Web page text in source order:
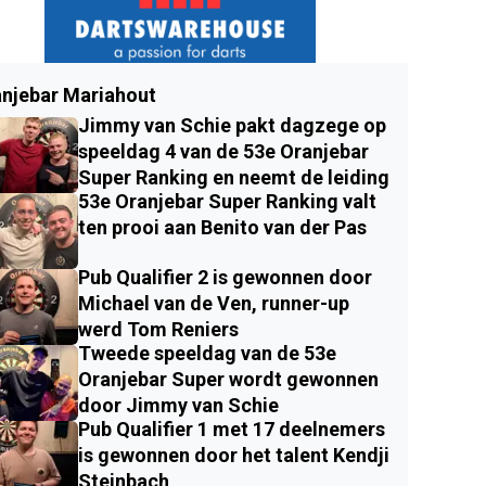
Mariahout
Jimmy van Schie pakt dagzege op
speeldag 4 van de 53e Oranjebar
Super Ranking en neemt de leiding
53e Oranjebar Super Ranking valt
ten prooi aan Benito van der Pas
Pub Qualifier 2 is gewonnen door
Michael van de Ven, runner-up
werd Tom Reniers
Tweede speeldag van de 53e
Oranjebar Super wordt gewonnen
door Jimmy van Schie
Pub Qualifier 1 met 17 deelnemers
is gewonnen door het talent Kendji